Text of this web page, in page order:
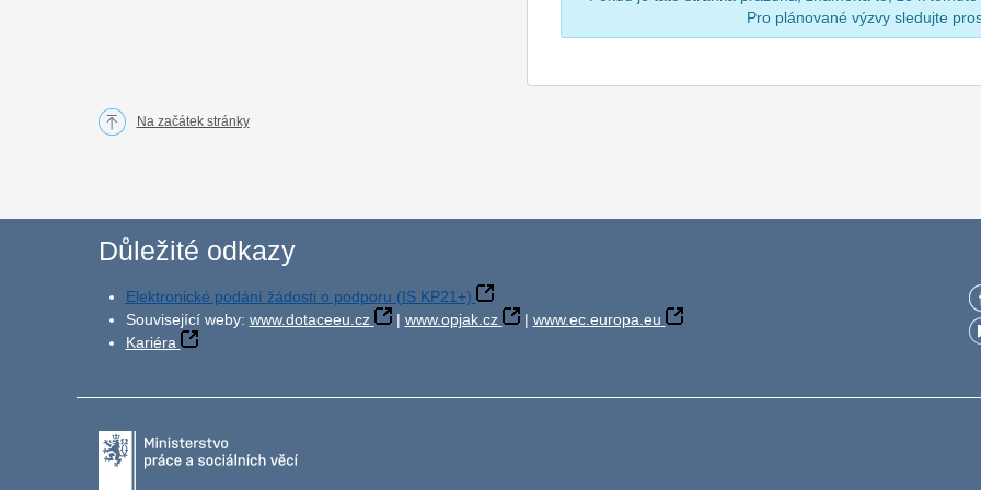
Pro plánované výzvy sledujte
Na začátek stránky
Důležité odkazy
Elektronické podání žádosti o podporu (IS KP21+)
Související weby: www.dotaceeu.cz | www.opjak.cz | www.ec.europa.eu
Kariéra